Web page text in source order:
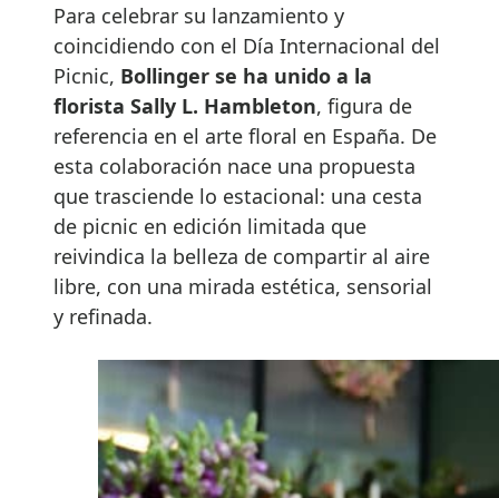
Para celebrar su lanzamiento y
coincidiendo con el Día Internacional del
Picnic, Bollinger se ha unido a la
florista Sally L. Hambleton, figura de
referencia en el arte floral en España. De
esta colaboración nace una propuesta
que trasciende lo estacional: una cesta
de picnic en edición limitada que
reivindica la belleza de compartir al aire
libre, con una mirada estética, sensorial
y refinada.